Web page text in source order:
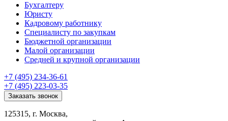
Бухгалтеру
Юристу
Кадровому работнику
Специалисту по закупкам
Бюджетной организации
Малой организации
Средней и крупной организации
+7 (495) 234-36-61
+7 (495) 223-03-35
Заказать звонок
125315, г. Москва,